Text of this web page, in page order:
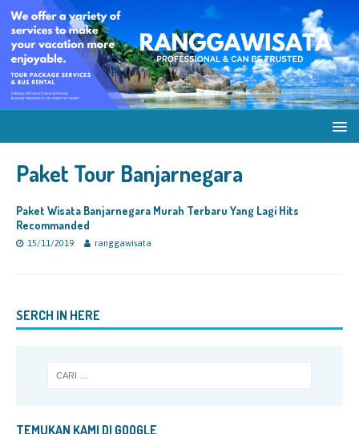
Paket Tour Banjarnegara
Paket Wisata Banjarnegara Murah Terbaru Yang Lagi Hits
Recommanded
15/11/2019 ranggawisata
SERCH IN HERE
TEMUKAN KAMI DI GOOGLE